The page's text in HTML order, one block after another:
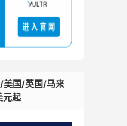
国/英国/马来
元起